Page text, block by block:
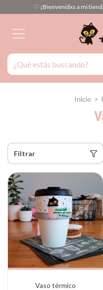
♡ ¡Bienvenidxs a mi
Inicio >
Filtrar
Vaso térmico